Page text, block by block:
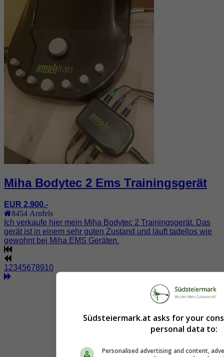
Miha Bodytec 2 Ems Trainingsgerät
EUR 2.900.-
8454 Arnfels
Ich verkaufe hier mein Miha Bodytec 2 Trainingsgerät. Das
gerät ist in einem sehr guten Zustand und läuft tadellos wie
gewohnt bei Miha EMS Geräten.
1 2345678910
Südsteiermark.at asks for your
personal data to:
Personalised advertising and content,